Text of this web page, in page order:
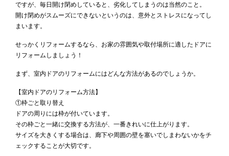
ですが、毎日開け閉めしていると、劣化してしまうのは当然のこと。
開け閉めがスムーズにできないというのは、意外とストレスになってし
まいます。
せっかくリフォームするなら、お家の雰囲気や取付場所に適したドアに
リフォームしましょう！
まず、室内ドアのリフォームにはどんな方法があるのでしょうか。
【室内ドアのリフォーム方法】
①枠ごと取り替え
ドアの周りには枠が付いています。
その枠ごと一緒に交換する方法が、一番きれいに仕上がります。
サイズを大きくする場合は、廊下や周囲の壁を塞いでしまわないかをチ
ェックすることが大切です。